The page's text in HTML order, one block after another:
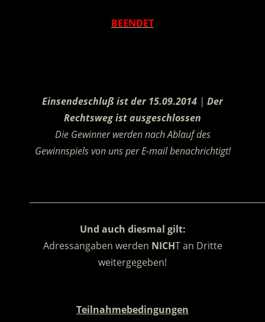
BEENDET
Einsendeschluß ist der 15.09.2014 | Der
Rechtsweg ist ausgeschlossen
Die Gewinner werden nach Ablauf des
Gewinnspiels von uns per E-mail benachrichtigt!
Und auch diesmal gilt:
Adressangaben werden NICHT an Dritte
weitergegeben!
Teilnahmebedingungen